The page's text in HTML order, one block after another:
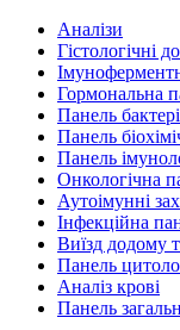
Аналізи
Гістологічні
Гормональна
Панель
Панель
Панель
Онкологічна
Аутоімунні
Інфекційна
Виїзд додому
Панель
Аналіз крові
Панель